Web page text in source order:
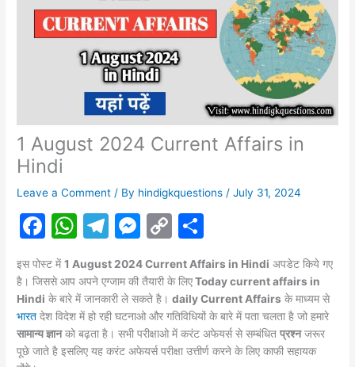
1 August 2024 Current Affairs in
Hindi
Leave a Comment / By hindigkquestions /July 31, 2024
F
a
c
e
b
o
W
at
s
A
p
T
e
gr
a
m
M
s
s
e
n
C
p
y
Li
n
ar
e
इस पोस्ट में1 August 2024 Current Affairs in Hindi अपडेट किये गए
है। जिससे आप अपने एग्जाम की तैयारी के लिएToday current affairs in
Hindi के बारे में जानकारी ले सकते है।daily Current Affairs के माध्यम से
भारत देश विदेश में हो रही घटनाओ और गतिविधियों के बारे में पता चलता है जो हमारे
सामान्य ज्ञानको बढ़ता है। सभी परीक्षाओ में करंटअफेयर्ससे सम्बंधितप्रश्नजरूर
पूछे जाते है इसलिए यह करंट अफेयर्स परीक्षा उत्तीर्ण करने के लिए काफी सहायक